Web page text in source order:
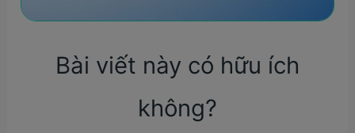
Bài viết này có hữu ích
không?